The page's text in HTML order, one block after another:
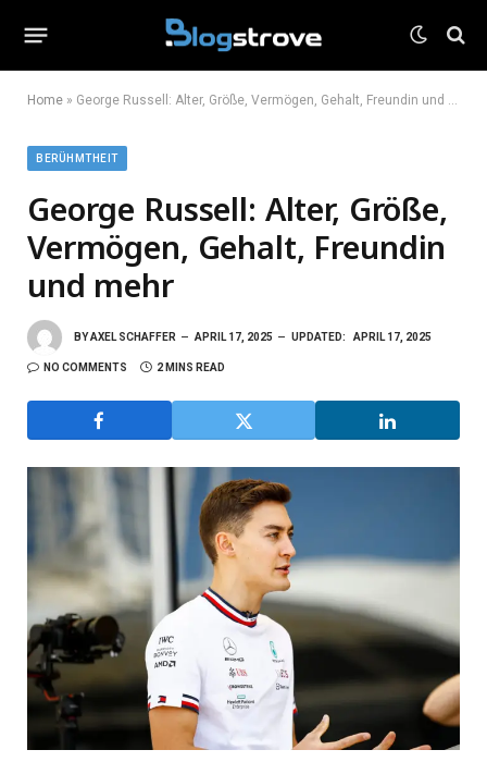
Home » George Russell: Alter, Größe, Vermögen, Gehalt, Freundin und mehr
BERÜHMTHEIT
George Russell: Alter, Größe,
Vermögen, Gehalt, Freundin
und mehr
BYAXEL SCHAFFER APRIL 17, 2025 UPDATED: APRIL 17, 2025
NO COMMENTS 2 MINS READ